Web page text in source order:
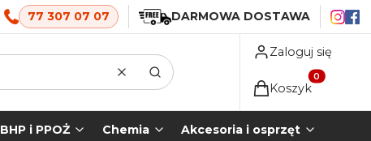
77 307 07 07 DARMOWA DOSTAWA
Wyczyść
Szukaj
Zaloguj się
Produkty w
Koszyk
BHP i PPOŻ Chemia Akcesoria i osprzęt